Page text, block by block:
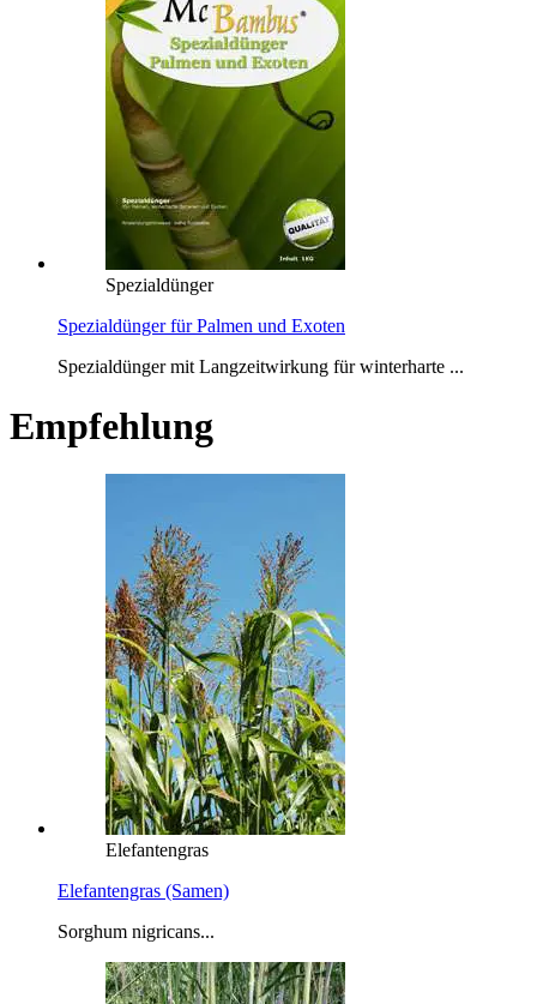
Spezialdünger
Spezialdünger für Palmen und Exoten
Spezialdünger mit Langzeitwirkung für winterharte ...
Empfehlung
Elefantengras
Elefantengras (Samen)
Sorghum nigricans...